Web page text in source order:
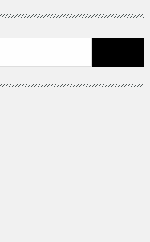
for: